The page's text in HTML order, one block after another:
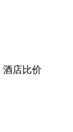
酒店比价